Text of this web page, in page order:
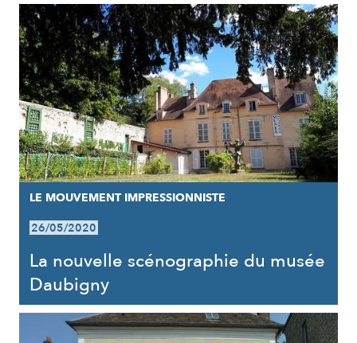
RÉSULTATS
LE MOUVEMENT IMPRESSIONNISTE
26/05/2020
La nouvelle scénographie du musée
Daubigny